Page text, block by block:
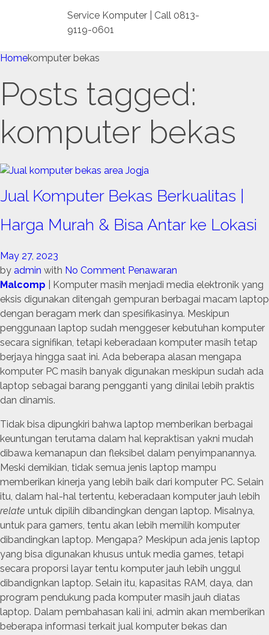
Service Komputer | Call 0813-
9119-0601
Homekomputer bekas
Posts tagged:
komputer bekas
Jual Komputer Bekas Berkualitas |
Harga Murah & Bisa Antar ke Lokasi
May 27, 2023
by admin with No Comment Penawaran
Malcomp
| Komputer masih menjadi media elektronik yang
eksis digunakan ditengah gempuran berbagai macam laptop
dengan beragam merk dan spesifikasinya. Meskipun
penggunaan laptop sudah menggeser kebutuhan komputer
secara signifikan, tetapi keberadaan komputer masih tetap
berjaya hingga saat ini. Ada beberapa alasan mengapa
komputer PC masih banyak digunakan meskipun sudah ada
laptop sebagai barang pengganti yang dinilai lebih praktis
dan dinamis.
Tidak bisa dipungkiri bahwa laptop memberikan berbagai
keuntungan terutama dalam hal kepraktisan yakni mudah
dibawa kemanapun dan fleksibel dalam penyimpanannya.
Meski demikian, tidak semua jenis laptop mampu
memberikan kinerja yang lebih baik dari komputer PC. Selain
itu, dalam hal-hal tertentu, keberadaan komputer jauh lebih
relate untuk dipilih dibandingkan dengan laptop. Misalnya,
untuk para gamers, tentu akan lebih memilih komputer
dibandingkan laptop. Mengapa? Meskipun ada jenis laptop
yang bisa digunakan khusus untuk media games, tetapi
secara proporsi layar tentu komputer jauh lebih unggul
dibandignkan laptop. Selain itu, kapasitas RAM, daya, dan
program pendukung pada komputer masih jauh diatas
laptop. Dalam pembahasan kali ini, admin akan memberikan
beberapa informasi terkait jual komputer bekas dan